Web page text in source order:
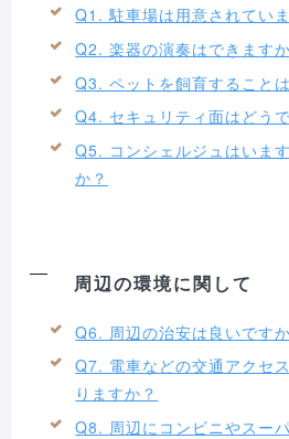
Q1. 駐車場は用意されてい
Q2. 楽器の演奏はできます
Q3. ペットを飼育すること
Q4. セキュリティ面はどう
Q5. コンシェルジュはいま
か？
周辺の環境に関して
Q6. 周辺の治安は良いです
Q7. 電車などの交通アクセ
りますか？
Q8. 周辺にコンビニやスー